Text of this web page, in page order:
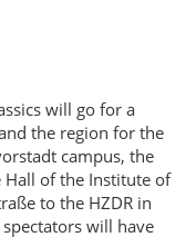
will go for a
the region for the
campus, the
of the Institute of
to the HZDR in
will have